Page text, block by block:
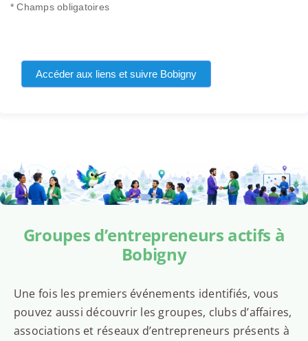
* Champs obligatoires
Accéder aux liens et suivre Bobigny
Groupes d’entrepreneurs actifs à
Bobigny
Une fois les premiers événements identifiés, vous
pouvez aussi découvrir les groupes, clubs d’affaires,
associations et réseaux d’entrepreneurs présents à